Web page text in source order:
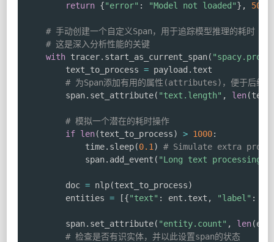
return {"error" : "Model not loaded"} , 500
# 手动创建一个自定义Span，用于追踪模型推理的耗时
# 这是深入分析性能的关键
with tracer. start_as_current_span(
        text_to_process
= payload . text
# 为Span添加有用的属性(attributes)，便于后续查
        span
. set_attribute( "text.length" , len(
# 模拟一个潜在的耗时操作
if len(text_to_process) > 1000:
            time
. sleep(0.1 )
# Simulate extra
            span
. add_event ( "Long text processing
        doc
= nlp(text_to_process)
        entities
= [{"text" : ent . text , "label" :
        span
. set_attribute( "entity.count" , len(
# 检查是否有识实体，并以此设置span的状态